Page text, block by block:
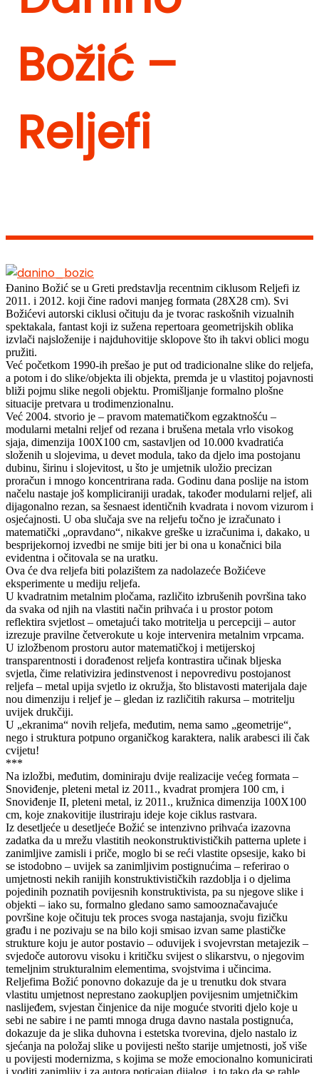
Božić –
Reljefi
Đanino Božić se u Greti predstavlja recentnim ciklusom Reljefi iz
2011. i 2012. koji čine radovi manjeg formata (28X28 cm). Svi
Božićevi autorski ciklusi očituju da je tvorac raskošnih vizualnih
spektakala, fantast koji iz sužena repertoara geometrijskih oblika
izvlači najsloženije i najduhovitije sklopove što ih takvi oblici mogu
pružiti.
Već početkom 1990-ih prešao je put od tradicionalne slike do reljefa,
a potom i do slike/objekta ili objekta, premda je u vlastitoj pojavnosti
bliži pojmu slike negoli objektu. Promišljanje formalno plošne
situacije pretvara u trodimenzionalnu.
Već 2004. stvorio je – pravom matematičkom egzaktnošću –
modularni metalni reljef od rezana i brušena metala vrlo visokog
sjaja, dimenzija 100X100 cm, sastavljen od 10.000 kvadratića
složenih u slojevima, u devet modula, tako da djelo ima postojanu
dubinu, širinu i slojevitost, u što je umjetnik uložio precizan
proračun i mnogo koncentrirana rada. Godinu dana poslije na istom
načelu nastaje još kompliciraniji uradak, također modularni reljef, ali
dijagonalno rezan, sa šesnaest identičnih kvadrata i novom vizurom i
osjećajnosti. U oba slučaja sve na reljefu točno je izračunato i
matematički „opravdano“, nikakve greške u izračunima i, dakako, u
besprijekornoj izvedbi ne smije biti jer bi ona u konačnici bila
evidentna i očitovala se na uratku.
Ova će dva reljefa biti polazištem za nadolazeće Božićeve
eksperimente u mediju reljefa.
U kvadratnim metalnim pločama, različito izbrušenih površina tako
da svaka od njih na vlastiti način prihvaća i u prostor potom
reflektira svjetlost – ometajući tako motritelja u percepciji – autor
izrezuje pravilne četverokute u koje intervenira metalnim vrpcama.
U izložbenom prostoru autor matematičkoj i metijerskoj
transparentnosti i dorađenost reljefa kontrastira učinak bljeska
svjetla, čime relativizira jedinstvenost i nepovredivu postojanost
reljefa – metal upija svjetlo iz okružja, što blistavosti materijala daje
nou dimenziju i reljef je – gledan iz različitih rakursa – motritelju
uvijek drukčiji.
U „ekranima“ novih reljefa, međutim, nema samo „geometrije“,
nego i struktura potpuno organičkog karaktera, nalik arabesci ili čak
cvijetu!
***
Na izložbi, međutim, dominiraju dvije realizacije većeg formata –
Snoviđenje, pleteni metal iz 2011., kvadrat promjera 100 cm, i
Snoviđenje II, pleteni metal, iz 2011., kružnica dimenzija 100X100
cm, koje znakovitije ilustriraju ideje koje ciklus rastvara.
Iz desetljeće u desetljeće Božić se intenzivno prihvaća izazovna
zadatka da u mrežu vlastitih neokonstruktivističkih patterna uplete i
zanimljive zamisli i priče, moglo bi se reći vlastite opsesije, kako bi
se istodobno – uvijek sa zanimljivim postignućima – referirao o
umjetnosti nekih ranijih konstruktivističkih razdoblja i o djelima
pojedinih poznatih povijesnih konstruktivista, pa su njegove slike i
objekti – iako su, formalno gledano samo samooznačavajuće
površine koje očituju tek proces svoga nastajanja, svoju fizičku
građu i ne pozivaju se na bilo koji smisao izvan same plastičke
strukture koju je autor postavio – oduvijek i svojevrstan metajezik –
svjedoče autorovu visoku i kritičku svijest o slikarstvu, o njegovim
temeljnim strukturalnim elementima, svojstvima i učincima.
Reljefima Božić ponovno dokazuje da je u trenutku dok stvara
vlastitu umjetnost neprestano zaokupljen povijesnim umjetničkim
naslijeđem, svjestan činjenice da nije moguće stvoriti djelo koje u
sebi ne sabire i ne pamti mnoga druga davno nastala postignuća,
dokazuje da je slika duhovna i estetska tvorevina, djelo nastalo iz
sjećanja na položaj slike u povijesti nešto starije umjetnosti, još više
u povijesti modernizma, s kojima se može emocionalno komunicirati